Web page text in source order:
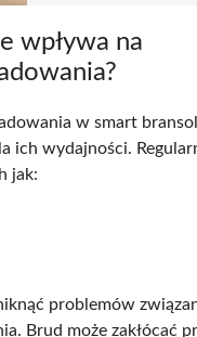
wpływa na
w smart
ich wydajności.
jak:
problemów
Brud może zakłócać